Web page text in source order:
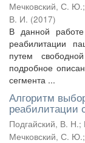
Мечковский, С. Ю.;
В. И. (2017)
В данной работе
реабилитации
путем
подробное
сегмента ...
Алгоритм
реабилитации
Подгайский, В. Н.;
Мечковский, С. Ю.;